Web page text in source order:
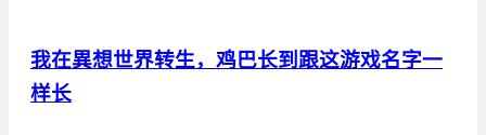
我在異想世界转生，鸡巴长到跟这游戏名字一
样长